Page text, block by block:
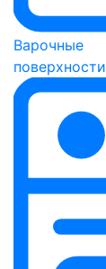
Варочные
поверхности